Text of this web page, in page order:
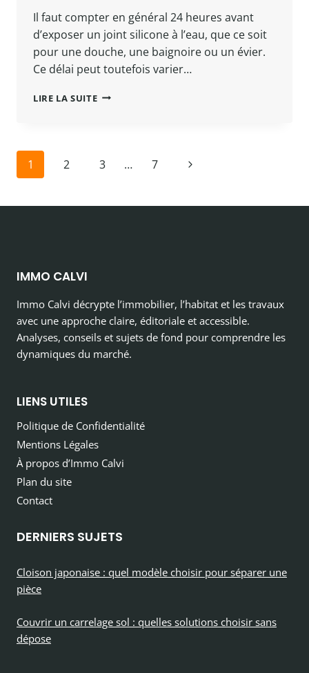
Il faut compter en général 24 heures avant
d’exposer un joint silicone à l’eau, que ce soit
pour une douche, une baignoire ou un évier.
Ce délai peut toutefois varier…
LIRE LA SUITETEMPS
SILICONE
DE
Navigation
de
1 2 3 … 7
Page
IMMO CALVI
Immo Calvi décrypte l’immobilier, l’habitat et les travaux
avec une approche claire, éditoriale et accessible.
Analyses, conseils et sujets de fond pour comprendre les
dynamiques du marché.
LIENS UTILES
Politique de Confidentialité
Mentions Légales
À propos d’Immo Calvi
Plan du site
Contact
DERNIERS SUJETS
Cloison japonaise : quel modèle choisir pour séparer une
pièce
Couvrir un carrelage sol : quelles solutions choisir sans
dépose